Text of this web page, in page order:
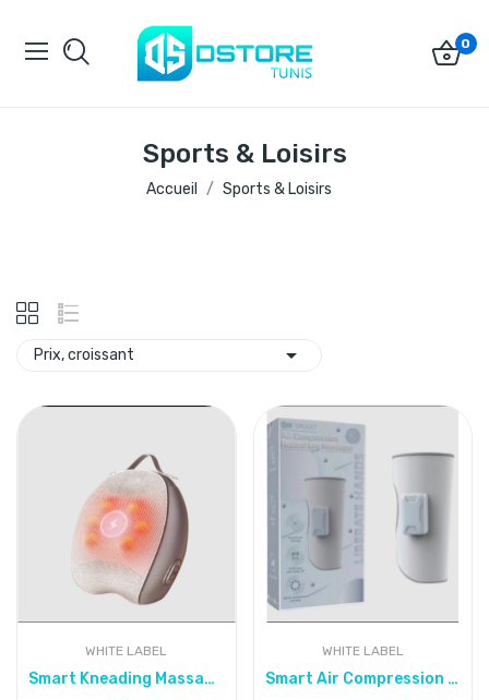
0
Sports & Loisirs
Accueil Sports & Loisirs
Prix, croissant 
WHITE LABEL
Smart Kneading Massage Pillow
WHITE LABEL
Smart Air Compression Leg Massager